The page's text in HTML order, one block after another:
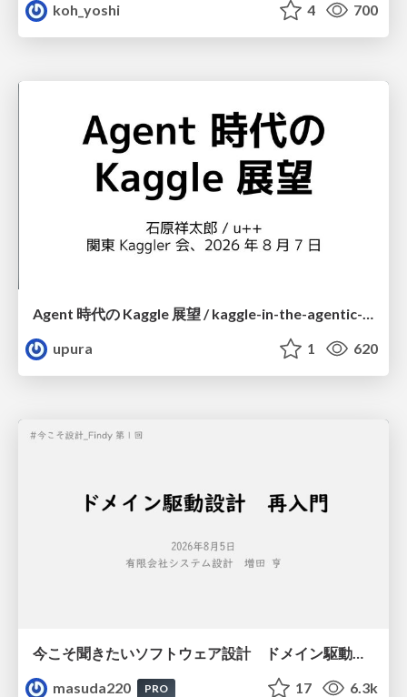
koh_yoshi
4 700
Agent 時代の Kaggle 展望 / kaggle-in-the-agentic-era
upura
1 620
masuda220
PRO 17 6.3k